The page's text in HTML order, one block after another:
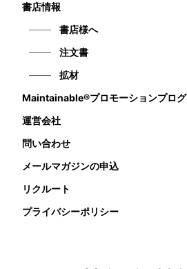
書店情報
書店様へ
注文書
拡材
Maintainable®プロモーションプロ
運営会社
問い合わせ
メールマガジンの申込
リクルート
プライバシーポリシー